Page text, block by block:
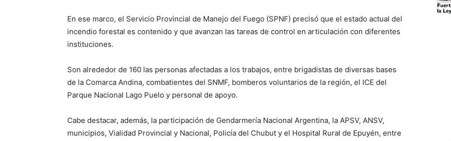
En ese marco, el Servicio Provincial de Manejo del Fuego (SPNF) precisó que el estado actual del
incendio forestal es contenido y que avanzan las tareas de control en articulación con diferentes
instituciones.
Son alrededor de 160 las personas afectadas a los trabajos, entre brigadistas de diversas bases
de la Comarca Andina, combatientes del SNMF, bomberos voluntarios de la región, el ICE del
Parque Nacional Lago Puelo y personal de apoyo.
Cabe destacar, además, la participación de Gendarmería Nacional Argentina, la APSV, ANSV,
municipios, Vialidad Provincial y Nacional, Policía del Chubut y el Hospital Rural de Epuyén, entre